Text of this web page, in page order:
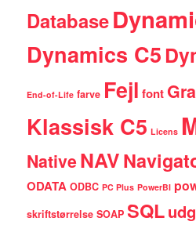
Database
Dynamics C5
End-of-Life farve Fejl font
Klassisk C5 Licens
NativeNAV
ODATA ODBC PC Plus PowerBI
skriftstørrelse SOAP SQL